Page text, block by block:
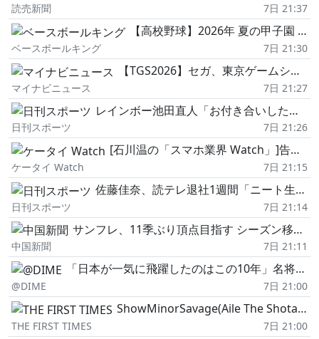
読売新聞 7日 21:37
【高校野球】2026年 夏の甲子園 日程・結果
ベースボールキング 7日 21:30
【TGS2026】セガ、東京ゲームショウ2026に「STRANGER THAN HEAVEN」を出展
マイナビニュース 7日 21:27
レインボー池田直人「お付き合いした時から結婚前提」パラグライダープロポーズ失敗の顛末を告白
日刊スポーツ 7日 21:26
[石川温の「スマホ業界 Watch」]告げられた「KDDIのローミング終了」、エリアマップの落とし穴と楽天モバイルの課題
ケータイ Watch 7日 21:15
佐藤佳奈、読テレ退社1週間「ニート生活」から一転、電撃結婚発表「さかなちゃん」AKBも合格
日刊スポーツ 7日 21:14
サンフレ、11季ぶり頂点目指す シーズン移行元年、8日にホームで
中国新聞 7日 21:11
「日本が一気に飛躍したのはこの10年」名将、名古屋グランパスのペトロヴィッチ監督…
@DIME 7日 21:00
ShowMinorSavage(Aile The Shota、BE:FIRST・MANATO&SOTA)夏を彩る新曲「Gradation」配信リリース決定
THE FIRST TIMES 7日 21:00